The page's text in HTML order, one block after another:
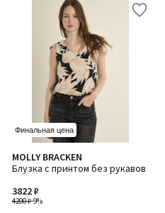
Финальная цена
MOLLY BRACKEN
Блузка с принтом без рукавов
4200 ₽-9%
3822 ₽